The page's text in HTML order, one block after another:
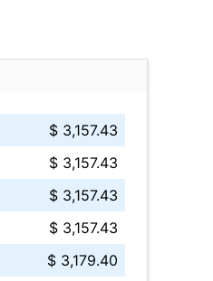
$ 3,157.43
$ 3,157.43
$ 3,157.43
$ 3,157.43
$ 3,179.40